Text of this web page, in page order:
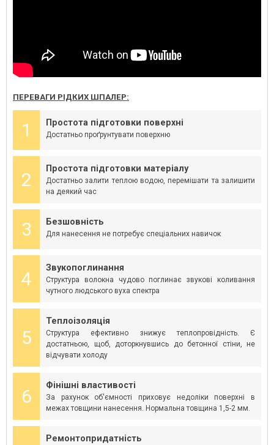
ПЕРЕВАГИ РІДКИХ ШПАЛЕР:
1 Простота підготовки поверхні
Достатньо проґрунтувати поверхню
2
Простота підготовки матеріалу
Достатньо залити теплою водою, перемішати та залишити
на деякий час
3 Безшовність
Для нанесення не потребує спеціальних навичок
4
Звукопоглинання
Структура волокна чудово поглинає звукові коливання
чутного людського вуха спектра
5
Теплоізоляція
Структура ефективно знижує теплопровідність. Є
достатньою, щоб, доторкнувшись до бетонної стіни, не
відчувати холоду
6
Фінішні властивості
За рахунок об'ємності приховує недоліки поверхні в
межах товщини нанесення. Нормальна товщина 1,5-2 мм.
Ремонтопридатність